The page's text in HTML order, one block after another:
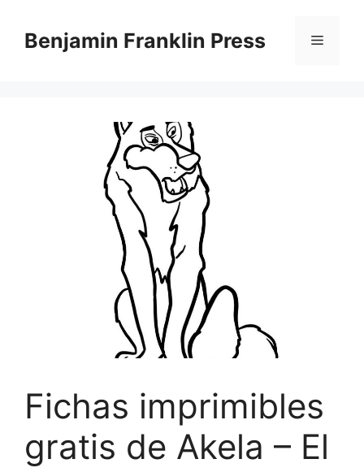
contentBenjamin Franklin Press Menu
Fichas imprimibles
gratis de Akela – El